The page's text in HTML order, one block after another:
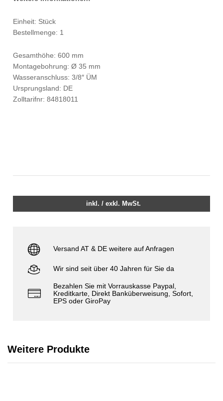
Einheit: Stück
Bestellmenge: 1
Gesamthöhe: 600 mm
Montagebohrung: Ø 35 mm
Wasseranschluss: 3/8″ ÜM
Ursprungsland: DE
Zolltarifnr: 84818011
inkl. / exkl. MwSt.
Versand AT & DE weitere auf Anfragen
Wir sind seit über 40 Jahren für Sie da
Bezahlen Sie mit Vorrauskasse Paypal,
Kreditkarte, Direkt Banküberweisung, Sofort,
EPS oder GiroPay
Weitere Produkte